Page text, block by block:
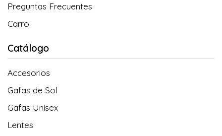
Preguntas Frecuentes
Carro
Catálogo
Accesorios
Gafas de Sol
Gafas Unisex
Lentes